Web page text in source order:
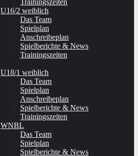
Trainingszeiten
U16/2 weiblich
Das Team
Spielplan
Anschreibeplan
Spielberichte & News
Trainingszeiten
U18/1 weiblich
Das Team
Spielplan
Anschreibeplan
Spielberichte & News
Trainingszeiten
WNBL
Das Team
Spielplan
Spielberichte & News